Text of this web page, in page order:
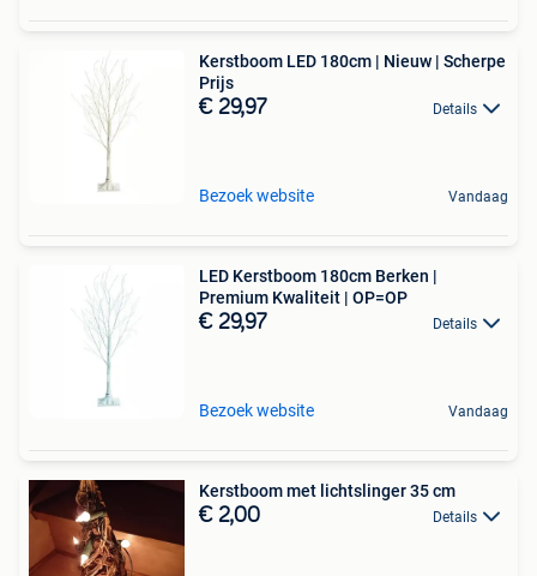
Kerstboom LED 180cm | Nieuw | Scherpe
Prijs
€ 29,97 Details
Bezoek website Vandaag
LED Kerstboom 180cm Berken |
Premium Kwaliteit | OP=OP
€ 29,97 Details
Bezoek website Vandaag
Kerstboom met lichtslinger 35 cm
€ 2,00 Details